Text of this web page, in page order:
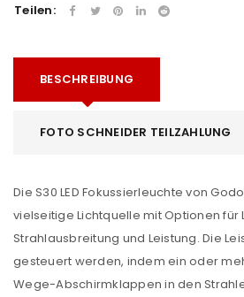
Teilen:
BESCHREIBUNG
FOTO SCHNEIDER TEILZAHLUNG
Die S30 LED Fokussierleuchte von
vielseitige Lichtquelle mit Optionen für
Strahlausbreitung und Leistung. Die
gesteuert werden, indem ein oder
Wege-Abschirmklappen in den